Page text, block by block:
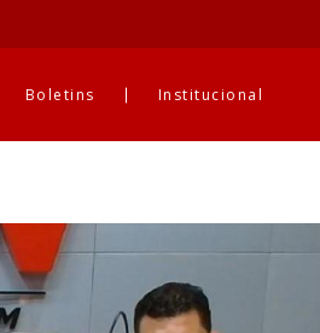
Boletins Institucional